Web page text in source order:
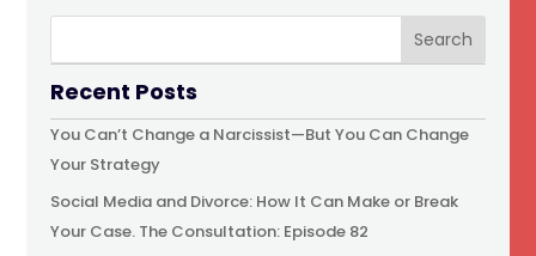
Recent Posts
You Can’t Change a Narcissist—But You Can Change
Your Strategy
Social Media and Divorce: How It Can Make or Break
Your Case. The Consultation: Episode 82